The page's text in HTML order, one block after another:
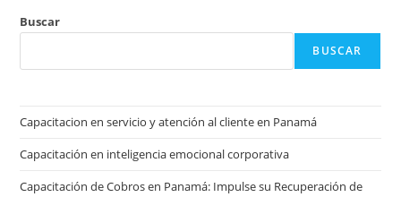
Buscar
BUSCAR
Capacitacion en servicio y atención al cliente en Panamá
Capacitación en inteligencia emocional corporativa
Capacitación de Cobros en Panamá: Impulse su Recuperación de